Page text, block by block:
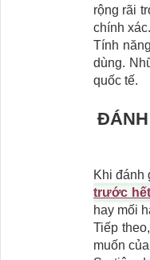
rộng rãi
chính xác.
Tính
dùng.
quốc tế.
Khi đánh
trước hết
hay mối
Tiếp
muốn